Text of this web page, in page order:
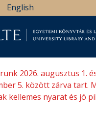
English
2026. augusztus 1.
5. között zárva tart.
kellemes nyarat és jó